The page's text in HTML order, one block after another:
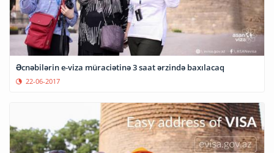
Əcnəbilərin e-viza müraciətinə 3 saat ərzində baxılacaq
22-06-2017